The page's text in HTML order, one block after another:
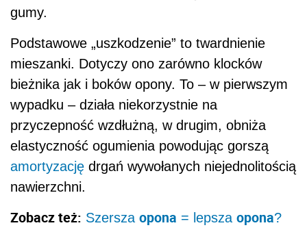
gumy.
Podstawowe „uszkodzenie” to twardnienie
mieszanki. Dotyczy ono zarówno klocków
bieżnika jak i boków opony. To – w pierwszym
wypadku – działa niekorzystnie na
przyczepność wzdłużną, w drugim, obniża
elastyczność ogumienia powodując gorszą
amortyzację drgań wywołanych niejednolitością
nawierzchni.
Zobacz też: Szersza opona = lepsza opona?